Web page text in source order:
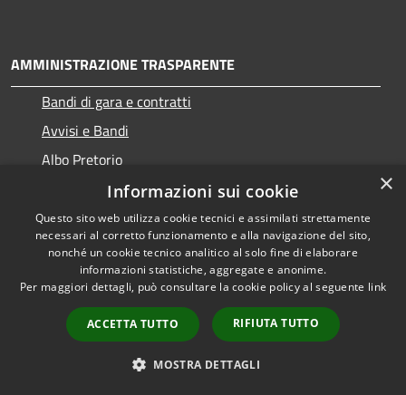
AMMINISTRAZIONE TRASPARENTE
Bandi di gara e contratti
Avvisi e Bandi
Albo Pretorio
Accessibilità
Privacy
Mappa del sito
Come ci visita il cittadino
Copyright © 2026 • Comune di
Ragogna • Powered by
Municipium•Accesso
redazione
×
Informazioni sui cookie
Questo sito web utilizza cookie tecnici e assimilati strettamente
necessari al corretto funzionamento e alla navigazione del sito,
nonché un cookie tecnico analitico al solo fine di elaborare
informazioni statistiche, aggregate e anonime.
Per maggiori dettagli, può consultare la cookie policy al seguente link
ACCETTA TUTTO RIFIUTA TUTTO
MOSTRA DETTAGLI